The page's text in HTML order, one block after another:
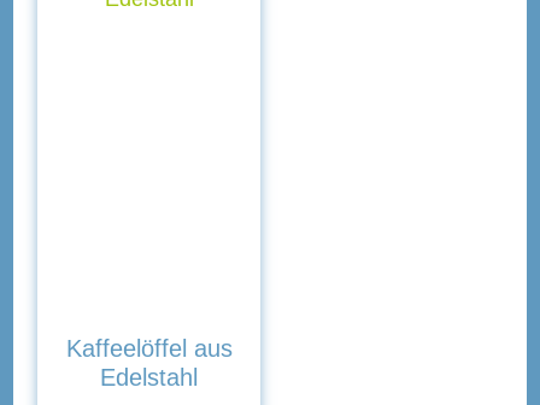
Kaffeelöffel aus
Edelstahl